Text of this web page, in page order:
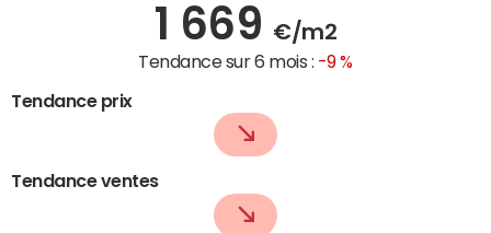
1 669 €/m2
Tendance sur 6 mois : -9 %
Tendance prix
Tendance ventes